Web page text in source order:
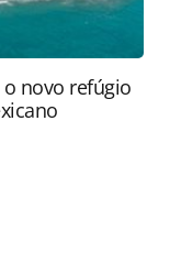
o novo refúgio